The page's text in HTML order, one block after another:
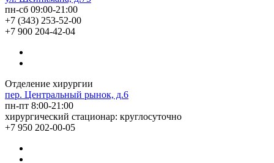
пн-сб 09:00-21:00
+7 (343) 253-52-00
+7 900 204-42-04
Отделение хирургии
пер. Центральный рынок, д.6
пн-пт 8:00-21:00
хирургический стационар: круглосуточно
+7 950 202-00-05